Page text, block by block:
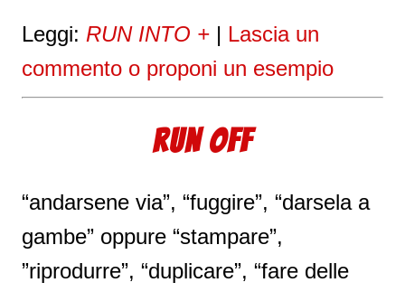
Leggi: RUN INTO + | Lascia un
commento o proponi un esempio
RUN OFF
“andarsene via”, “fuggire”, “darsela a
gambe” oppure “stampare”,
”riprodurre”, “duplicare”, “fare delle